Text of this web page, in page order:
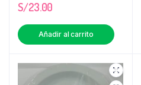
S/23.00
Añadir al carrito